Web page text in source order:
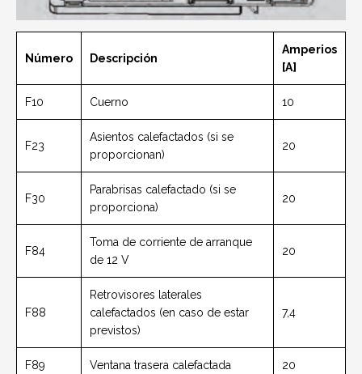
Número Descripción
Amperios
[A]
F10 Cuerno 10
F23
Asientos calefactados (si se
proporcionan)
20
F30
Parabrisas calefactado (si se
proporciona)
20
F84
Toma de corriente de arranque
de 12 V
20
F88
Retrovisores laterales
calefactados (en caso de estar
previstos)
7,4
F89 Ventana trasera calefactada 20